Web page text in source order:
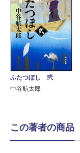
ふたつぼし 弐
中谷航太郎
この著者の商品